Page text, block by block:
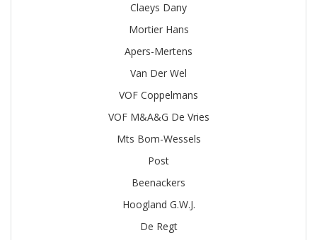
Claeys Dany
Mortier Hans
Apers-Mertens
Van Der Wel
VOF Coppelmans
VOF M&A&G De Vries
Mts Bom-Wessels
Post
Beenackers
Hoogland G.W.J.
De Regt